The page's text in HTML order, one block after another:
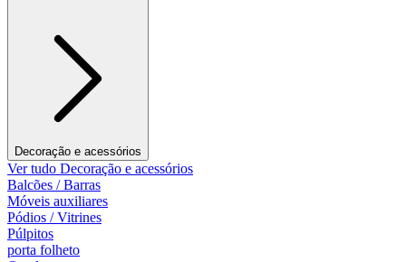
Decoração e acessórios
Ver tudo Decoração e acessórios
Balcões / Barras
Móveis auxiliares
Pódios / Vitrines
Púlpitos
porta folheto